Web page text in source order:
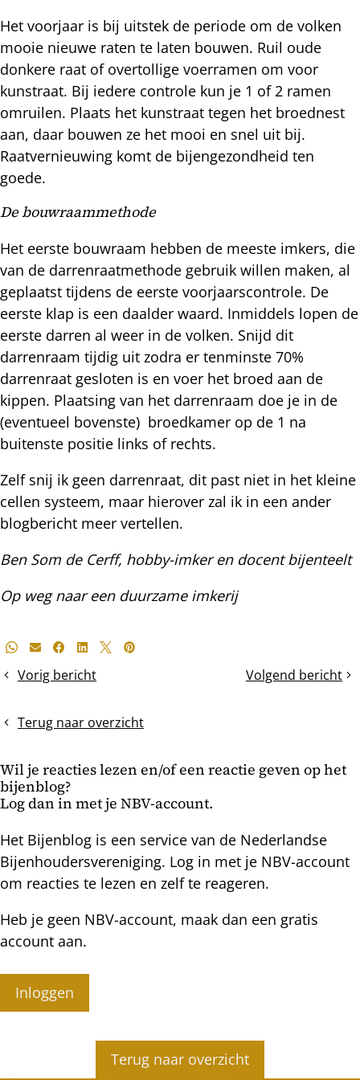
Het voorjaar is bij uitstek de periode om de volken
mooie nieuwe raten te laten bouwen. Ruil oude
donkere raat of overtollige voerramen om voor
kunstraat. Bij iedere controle kun je 1 of 2 ramen
omruilen. Plaats het kunstraat tegen het broednest
aan, daar bouwen ze het mooi en snel uit bij.
Raatvernieuwing komt de bijengezondheid ten
goede.
De bouwraammethode
Het eerste bouwraam hebben de meeste imkers, die
van de darrenraatmethode gebruik willen maken, al
geplaatst tijdens de eerste voorjaarscontrole. De
eerste klap is een daalder waard. Inmiddels lopen de
eerste darren al weer in de volken. Snijd dit
darrenraam tijdig uit zodra er tenminste 70%
darrenraat gesloten is en voer het broed aan de
kippen. Plaatsing van het darrenraam doe je in de
(eventueel bovenste) broedkamer op de 1 na
buitenste positie links of rechts.
Zelf snij ik geen darrenraat, dit past niet in het kleine
cellen systeem, maar hierover zal ik in een ander
blogbericht meer vertellen.
Ben Som de Cerff, hobby-imker en docent bijenteelt
Op weg naar een duurzame imkerij
Deel
bericht
Whatsapp
E-mailFacebook
LinkedIn
X Pinterest
Vorig bericht
F0,
F2..............F16-
A
zegt,
moet
ook
B
zeggen.
Volgend bericht
Speeldoppen
Terug naar overzicht
Wil je reacties lezen en/of een reactie geven op het
bijenblog?
Log dan in met je NBV-account.
Het Bijenblog is een service van de Nederlandse
Bijenhoudersvereniging. Log in met je NBV-account
om reacties te lezen en zelf te reageren.
Heb je geen NBV-account, maak dan een gratis
account aan.
Inloggen
Terug naar overzicht